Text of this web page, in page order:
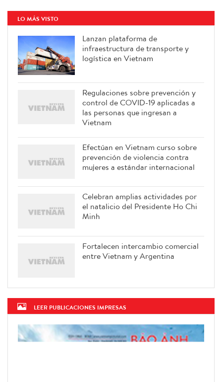
LO MÁS VISTO
Lanzan plataforma de
infraestructura de transporte y
logística en Vietnam
Regulaciones sobre prevención y
control de COVID-19 aplicadas a
las personas que ingresan a
Vietnam
Efectúan en Vietnam curso sobre
prevención de violencia contra
mujeres a estándar internacional
Celebran amplias actividades por
el natalicio del Presidente Ho Chi
Minh
Fortalecen intercambio comercial
entre Vietnam y Argentina
LEER PUBLICACIONES IMPRESAS